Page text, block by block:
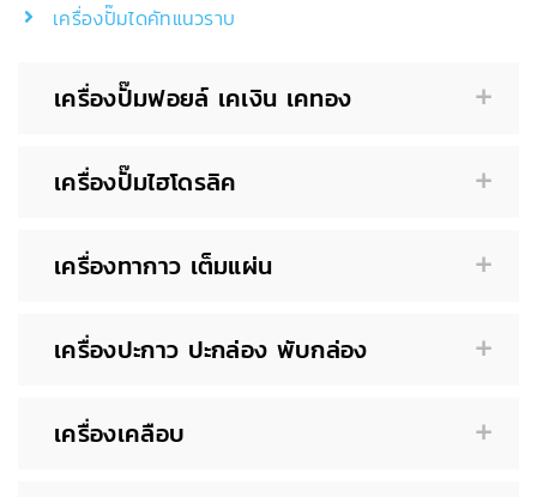
เครื่องปั๊มไดคัทแนวราบ
เครื่องปั๊มฟอยล์ เคเงิน เคทอง
เครื่องปั๊มไฮโดรลิค
เครื่องทากาว เต็มแผ่น
เครื่องปะกาว ปะกล่อง พับกล่อง
เครื่องเคลือบ